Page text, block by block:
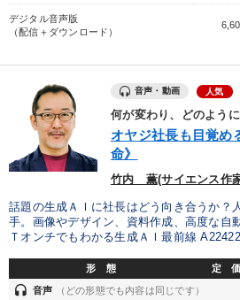
デジタル音声版
（配信＋ダウンロード）
音声・動画 人気
何が変わり、どのよう
オヤジ社長も目覚め
命》
竹内 薫(サイエンス作
話題の生成ＡＩに社長はどう向き合うか？
手。画像やデザイン、資料作成、高度な自
Ｔオンチでもわかる生成ＡＩ最前線
形 態 定 価
headset 音声 （どの形態でも内容は同じです）